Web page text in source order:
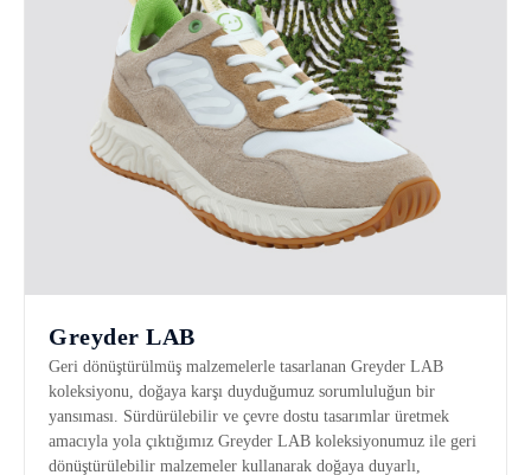
Greyder LAB
Geri dönüştürülmüş malzemelerle tasarlanan Greyder LAB
koleksiyonu, doğaya karşı duyduğumuz sorumluluğun bir
yansıması. Sürdürülebilir ve çevre dostu tasarımlar üretmek
amacıyla yola çıktığımız Greyder LAB koleksiyonumuz ile geri
dönüştürülebilir malzemeler kullanarak doğaya duyarlı,